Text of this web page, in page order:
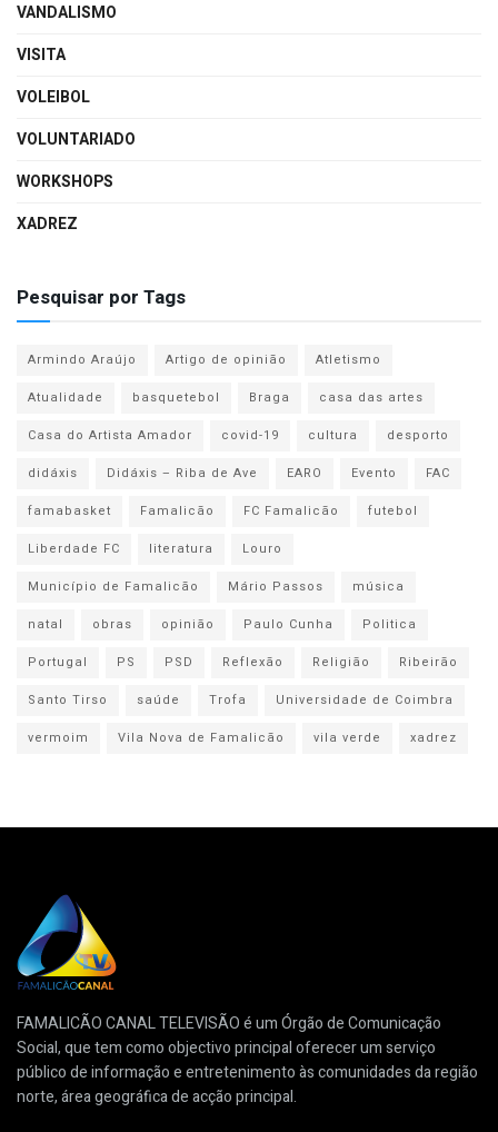
VANDALISMO
VISITA
VOLEIBOL
VOLUNTARIADO
WORKSHOPS
XADREZ
Pesquisar por Tags
Armindo Araújo Artigo de opinião
Atletismo
Atualidade
basquetebol Braga
casa das artes
Casa do Artista Amador
covid-19 cultura
desporto
didáxis
Didáxis – Riba de Ave EARO Evento
FAC
famabasket
Famalicão FC Famalicão
futebol
Liberdade FC
literatura
Louro
Município de Famalicão
Mário Passos
música
natal
obras opinião Paulo Cunha
Politica
Portugal
PS PSD Reflexão Religião
Ribeirão
Santo Tirso
saúde Trofa
Universidade de Coimbra
vermoim
Vila Nova de Famalicão vila verde xadrez
FAMALICÃO CANAL TELEVISÃO é um Órgão de Comunicação
Social, que tem como objectivo principal oferecer um serviço
público de informação e entretenimento às comunidades da região
norte, área geográfica de acção principal.